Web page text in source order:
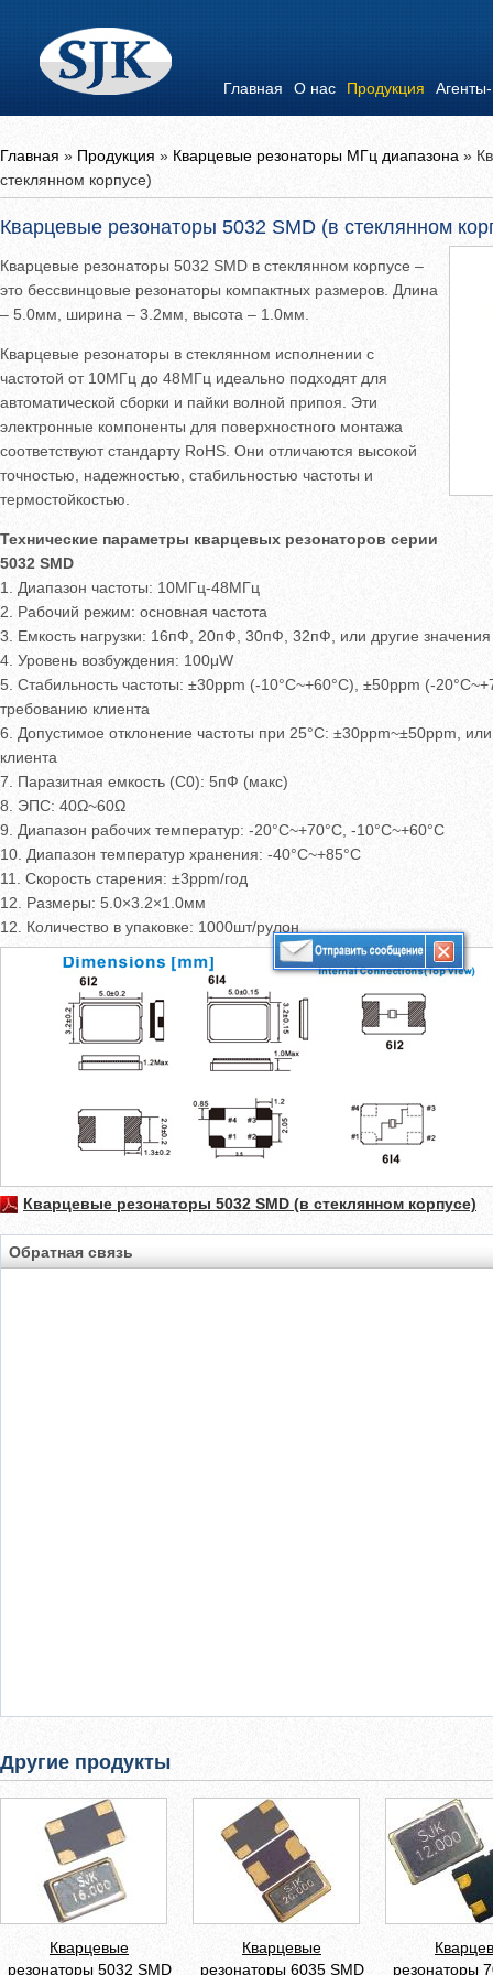
Главная О нас Продукция
Главная » Продукция » Кварцевые резонаторы МГц диапазона »
стеклянном корпусе)
Кварцевые резонаторы 5032 SMD (в стеклянном
Кварцевые резонаторы 5032 SMD в стеклянном корпусе –
это бессвинцовые резонаторы компактных размеров. Длина
– 5.0мм, ширина – 3.2мм, высота – 1.0мм.
Кварцевые резонаторы в стеклянном исполнении с
частотой от 10МГц до 48МГц идеально подходят для
автоматической сборки и пайки волной припоя. Эти
электронные компоненты для поверхностного монтажа
соответствуют стандарту RoHS. Они отличаются высокой
точностью, надежностью, стабильностью частоты и
термостойкостью.
Технические параметры кварцевых резонаторов серии
5032 SMD
1. Диапазон частоты: 10МГц-48МГц
2. Рабочий режим: основная частота
3. Емкость нагрузки: 16пФ, 20пФ, 30пФ, 32пФ, или другие
4. Уровень возбуждения: 100μW
5. Стабильность частоты: ±30ppm (-10°C~+60°C), ±50ppm (-
требованию клиента
6. Допустимое отклонение частоты при 25°C: ±30ppm~±50ppm,
клиента
7. Паразитная емкость (C0): 5пФ (макс)
8. ЭПС: 40Ω~60Ω
9. Диапазон рабочих температур: -20°C~+70°C, -10°C~+60°C
10. Диапазон температур хранения: -40°C~+85°C
11. Скорость старения: ±3ppm/год
12. Размеры: 5.0×3.2×1.0мм
12. Количество в упаковке: 1000шт/рулон
Кварцевые резонаторы 5032 SMD (в стеклянном корпусе)
Обратная связь
Другие продукты
Кварцевые
резонаторы 5032 SMD
Кварцевые
резонаторы 6035 SMD
резонаторы